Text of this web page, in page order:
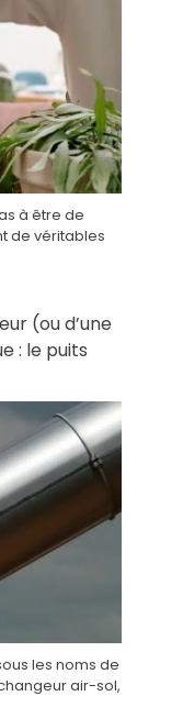
à être de
de véritables
(ou d’une
: le puits
les noms de
air-sol,